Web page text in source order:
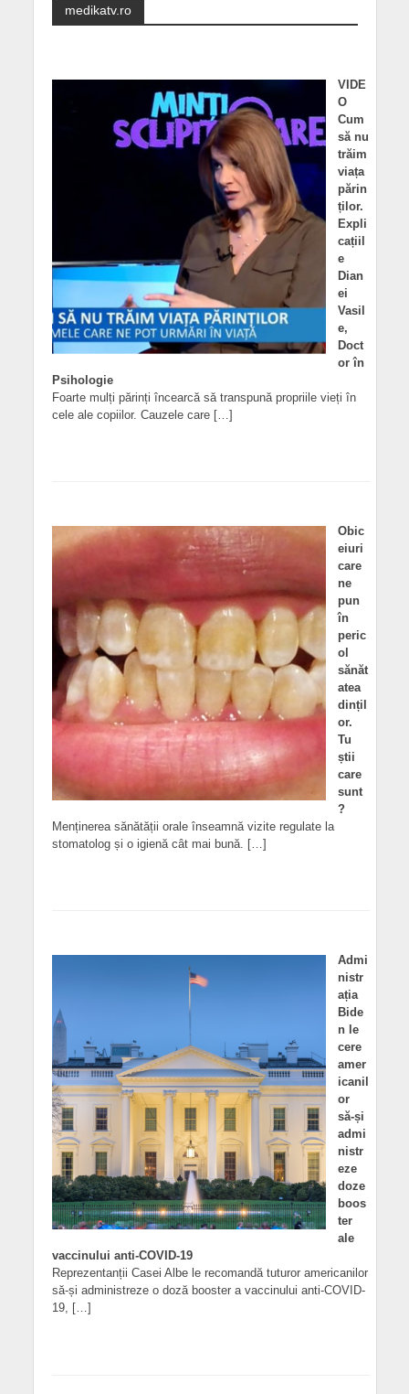
medikatv.ro
VIDE
O
Cum
să nu
trăim
viața
părin
ților.
Expli
cațiil
e
Dian
ei
Vasil
e,
Doct
or în
Psihologie
Foarte mulți părinți încearcă să transpună propriile vieți în
cele ale copiilor. Cauzele care […]
Obic
eiuri
care
ne
pun
în
peric
ol
sănăt
atea
dințil
or.
Tu
știi
care
sunt
?
Menținerea sănătății orale înseamnă vizite regulate la
stomatolog și o igienă cât mai bună. […]
Admi
nistr
ația
Bide
n le
cere
amer
icanil
or
să-și
admi
nistr
eze
doze
boos
ter
ale
vaccinului anti-COVID-19
Reprezentanții Casei Albe le recomandă tuturor americanilor
să-și administreze o doză booster a vaccinului anti-COVID-
19, […]